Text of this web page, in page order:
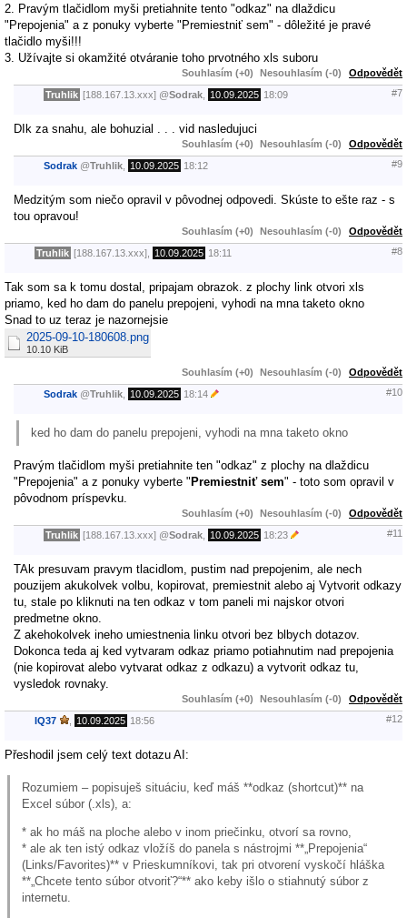
2. Pravým tlačidlom myši pretiahnite tento "odkaz" na dlaždicu
"Prepojenia" a z ponuky vyberte "Premiestniť sem" - dôležité je pravé
tlačidlo myši!!!
3. Užívajte si okamžité otváranie toho prvotného xls suboru
Souhlasím (+0) Nesouhlasím (-0) Odpovědět
Truhlik [188.167.13.xxx] @Sodrak 10.09.2025 18:09 #7
DIk za snahu, ale bohuzial . . . vid nasledujuci
Souhlasím (+0) Nesouhlasím (-0) Odpovědět
Sodrak @Truhlik 10.09.2025 18:12 #9
Medzitým som niečo opravil v pôvodnej odpovedi. Skúste to ešte raz - s
tou opravou!
Souhlasím (+0) Nesouhlasím (-0) Odpovědět
Truhlik [188.167.13.xxx], 10.09.2025 18:11 #8
Tak som sa k tomu dostal, pripajam obrazok. z plochy link otvori xls
priamo, ked ho dam do panelu prepojeni, vyhodi na mna taketo okno
Snad to uz teraz je nazornejsie
2025-09-10-180608.png
10.10 KiB
Souhlasím (+0) Nesouhlasím (-0) Odpovědět
Sodrak @Truhlik 10.09.2025 18:14 #10
ked ho dam do panelu prepojeni, vyhodi na mna taketo okno
Pravým tlačidlom myši pretiahnite ten "odkaz" z plochy na dlaždicu
"Prepojenia" a z ponuky vyberte " Premiestniť sem" - toto som opravil v
pôvodnom príspevku.
Souhlasím (+0) Nesouhlasím (-0) Odpovědět
Truhlik [188.167.13.xxx] @Sodrak 10.09.2025 18:23 #11
TAk presuvam pravym tlacidlom, pustim nad prepojenim, ale nech
pouzijem akukolvek volbu, kopirovat, premiestnit alebo aj Vytvorit odkazy
tu, stale po kliknuti na ten odkaz v tom paneli mi najskor otvori
predmetne okno.
Z akehokolvek ineho umiestnenia linku otvori bez blbych dotazov.
Dokonca teda aj ked vytvaram odkaz priamo potiahnutim nad prepojenia
(nie kopirovat alebo vytvarat odkaz z odkazu) a vytvorit odkaz tu,
vysledok rovnaky.
Souhlasím (+0) Nesouhlasím (-0) Odpovědět
IQ37 10.09.2025 18:56 #12
Přeshodil jsem celý text dotazu AI:
Rozumiem – popisuješ situáciu, keď máš **odkaz (shortcut)** na
Excel súbor (.xls), a:
* ak ho máš na ploche alebo v inom priečinku, otvorí sa rovno,
* ale ak ten istý odkaz vložíš do panela s nástrojmi **„Prepojenia“
(Links/Favorites)** v Prieskumníkovi, tak pri otvorení vyskočí hláška
**„Chcete tento súbor otvoriť?“** ako keby išlo o stiahnutý súbor z
internetu.